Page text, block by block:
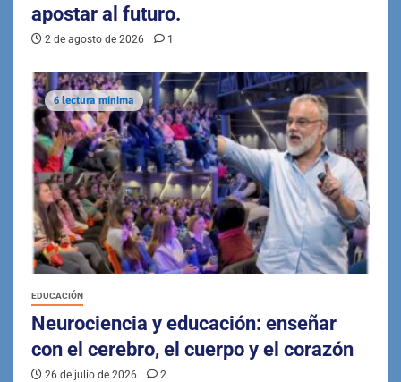
apostar al futuro.
2 de agosto de 2026 1
6 lectura mínima
EDUCACIÓN
Neurociencia y educación: enseñar
con el cerebro, el cuerpo y el corazón
26 de julio de 2026 2